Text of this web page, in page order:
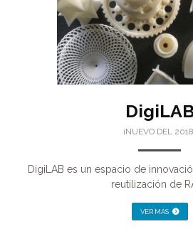
¡NUEVO DEL
DigiLAB es un espacio de
reutilización de
VER MÁS